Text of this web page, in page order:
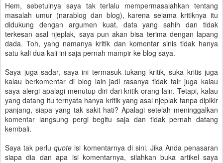
Hem, sebetulnya saya tak terlalu mempermasalahkan tentang
masalah umur (narablog dan blog), karena selama kritiknya itu
didukung dengan argumen kuat, data yang sahih dan tidak
terkesan asal njeplak, saya pun akan bisa terima dengan lapang
dada. Toh, yang namanya kritik dan komentar sinis tidak hanya
satu kali dua kali ini saja pernah mampir ke blog saya.
Saya juga sadar, saya ini termasuk tukang kritik, suka kritis juga
kalau berkomentar di blog lain jadi rasanya tidak fair juga kalau
saya alergi apalagi menutup diri dari kritik orang lain. Tetapi, kalau
yang datang itu ternyata hanya kritik yang asal njeplak tanpa dipikir
panjang, siapa yang tak sakit hati? Apalagi setelah meninggalkan
komentar langsung pergi begitu saja dan tidak pernah datang
kembali.
Saya tak perluquote isi komentarnya di sini. Jika Anda penasaran
siapa dia dan apa isi komentarnya, silahkan buka artikel saya